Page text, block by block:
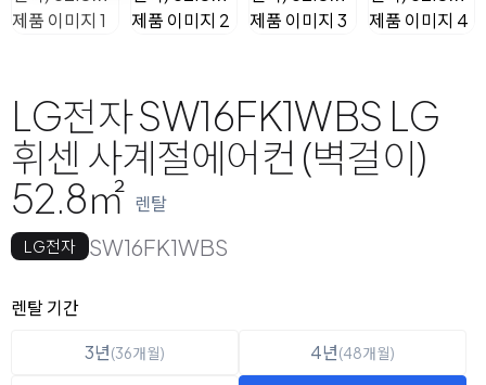
LG전자 SW16FK1WBS LG
휘센 사계절에어컨 (벽걸이)
52.8㎡ 렌탈
LG전자 SW16FK1WBS
옵션 선택
렌탈 선택
렌탈 기간
3년(36개월) 4년(48개월)